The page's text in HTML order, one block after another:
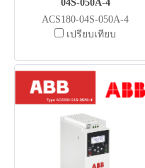
04S-050A-4
ACS180-04S-050A-4
เปรียบเทียบ